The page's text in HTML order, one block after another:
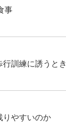
事
訓練に誘うとき
りやすいのか